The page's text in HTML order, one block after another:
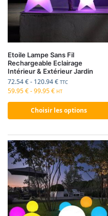
Etoile Lampe Sans Fil
Rechargeable Eclairage
Intérieur & Extérieur Jardin
72.54€- 120.94€ TTC
59.95€-99.95€ HT
Choisir les options